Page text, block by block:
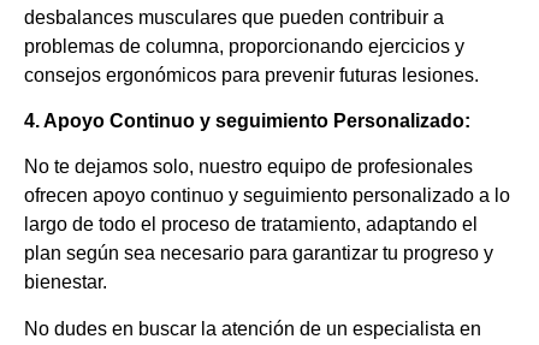
desbalances musculares que pueden contribuir a
problemas de columna, proporcionando ejercicios y
consejos ergonómicos para prevenir futuras lesiones.
4. Apoyo Continuo y seguimiento Personalizado:
No te dejamos solo, nuestro equipo de profesionales
ofrecen apoyo continuo y seguimiento personalizado a lo
largo de todo el proceso de tratamiento, adaptando el
plan según sea necesario para garantizar tu progreso y
bienestar.
No dudes en buscar la atención de un especialista en